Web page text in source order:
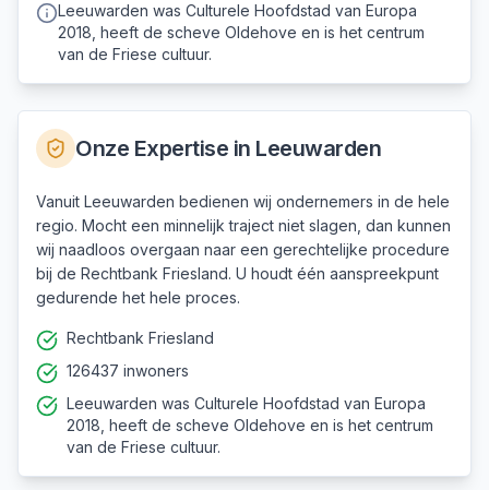
Leeuwarden was Culturele Hoofdstad van Europa
2018, heeft de scheve Oldehove en is het centrum
van de Friese cultuur.
Onze Expertise in Leeuwarden
Vanuit Leeuwarden bedienen wij ondernemers in de hele
regio. Mocht een minnelijk traject niet slagen, dan kunnen
wij naadloos overgaan naar een gerechtelijke procedure
bij de Rechtbank Friesland. U houdt één aanspreekpunt
gedurende het hele proces.
Rechtbank Friesland
126437 inwoners
Leeuwarden was Culturele Hoofdstad van Europa
2018, heeft de scheve Oldehove en is het centrum
van de Friese cultuur.